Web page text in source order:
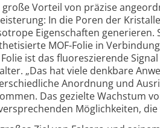
große Vorteil von präzise
In die Poren der
Eigen­schaften gene­rieren.
MOF-Folie in
ist das fluores­zierende
„Das hat viele denk­bare
Anord­nung und
Das gezielte Wachs­tum
Möglich­keiten,